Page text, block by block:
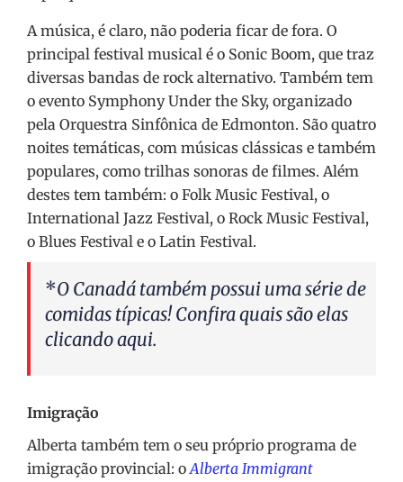
A música, é claro, não poderia ficar de fora. O
principal festival musical é o Sonic Boom, que traz
diversas bandas de rock alternativo. Também tem
o evento Symphony Under the Sky, organizado
pela Orquestra Sinfônica de Edmonton. São quatro
noites temáticas, com músicas clássicas e também
populares, como trilhas sonoras de filmes. Além
destes tem também: o Folk Music Festival, o
International Jazz Festival, o Rock Music Festival,
o Blues Festival e o Latin Festival.
*O Canadá também possui uma série de
comidas típicas! Confira quais são elas
clicandoaqui.
Imigração
Alberta também tem o seu próprio programa de
imigração provincial: oAlberta Immigrant